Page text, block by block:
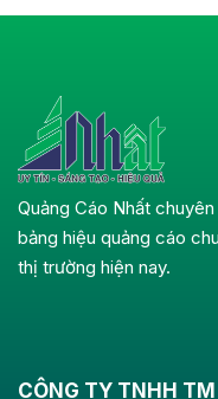
Quảng Cáo Nhất
bảng hiệu quảng cáo
thị trường hiện nay.
CÔNG TY TNHH